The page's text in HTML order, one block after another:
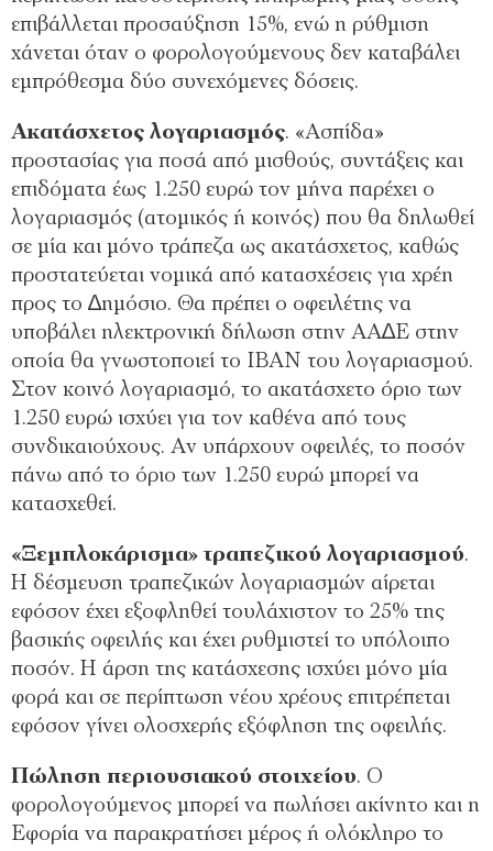
επιβάλλεται προσαύξηση 15%, ενώ η ρύθµιση
χάνεται όταν ο φορολογούµενους δεν καταβάλει
εµπρόθεσµα δύο συνεχόµενες δόσεις.
Ακατάσχετος λογαριασµός. «Ασπίδα»
προστασίας για ποσά από µισθούς, συντάξεις και
επιδόµατα έως 1.250 ευρώ τον µήνα παρέχει ο
λογαριασµός (ατοµικός ή κοινός) που θα δηλωθεί
σε µία και µόνο τράπεζα ως ακατάσχετος, καθώς
προστατεύεται νοµικά από κατασχέσεις για χρέη
προς το ∆ηµόσιο. Θα πρέπει ο οφειλέτης να
υποβάλει ηλεκτρονική δήλωση στην ΑΑ∆Ε στην
οποία θα γνωστοποιεί το IBAN του λογαριασµού.
Στον κοινό λογαριασµό, το ακατάσχετο όριο των
1.250 ευρώ ισχύει για τον καθένα από τους
συνδικαιούχους. Αν υπάρχουν οφειλές, το ποσόν
πάνω από το όριο των 1.250 ευρώ µπορεί να
κατασχεθεί.
«Ξεµπλοκάρισµα» τραπεζικού λογαριασµού.
Η δέσµευση τραπεζικών λογαριασµών αίρεται
εφόσον έχει εξοφληθεί τουλάχιστον το 25% της
βασικής οφειλής και έχει ρυθµιστεί το υπόλοιπο
ποσόν. Η άρση της κατάσχεσης ισχύει µόνο µία
φορά και σε περίπτωση νέου χρέους επιτρέπεται
εφόσον γίνει ολοσχερής εξόφληση της οφειλής.
Πώληση περιουσιακού στοιχείου. Ο
φορολογούµενος µπορεί να πωλήσει ακίνητο και η
Εφορία να παρακρατήσει µέρος ή ολόκληρο το